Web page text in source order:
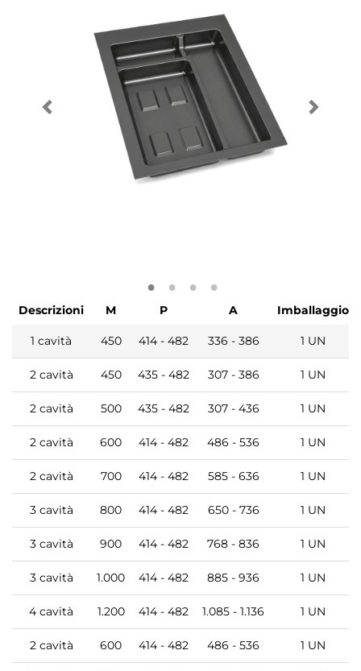
Descrizioni M P A Imballaggio
1 cavità 450 414 - 482 336 - 386 1 UN
2 cavità 450 435 - 482 307 - 386 1 UN
2 cavità 500 435 - 482 307 - 436 1 UN
2 cavità 600 414 - 482 486 - 536 1 UN
2 cavità 700 414 - 482 585 - 636 1 UN
3 cavità 800 414 - 482 650 - 736 1 UN
3 cavità 900 414 - 482 768 - 836 1 UN
3 cavità 1.000 414 - 482 885 - 936 1 UN
4 cavità 1.200 414 - 482 1.085 - 1.136 1 UN
2 cavità 600 414 - 482 486 - 536 1 UN